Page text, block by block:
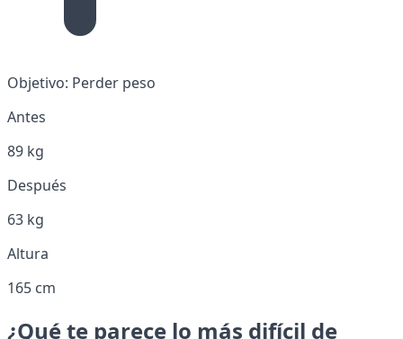
Objetivo: Perder peso
Antes
89 kg
Después
63 kg
Altura
165 cm
¿Qué te parece lo más difícil de